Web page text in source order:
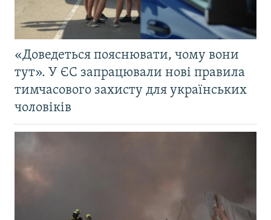
«Доведеться пояснювати, чому вони
тут». У ЄС запрацювали нові правила
тимчасового захисту для українських
чоловіків